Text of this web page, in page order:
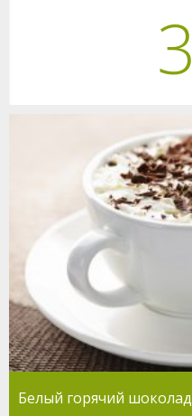
3
Белый горячий шоколад